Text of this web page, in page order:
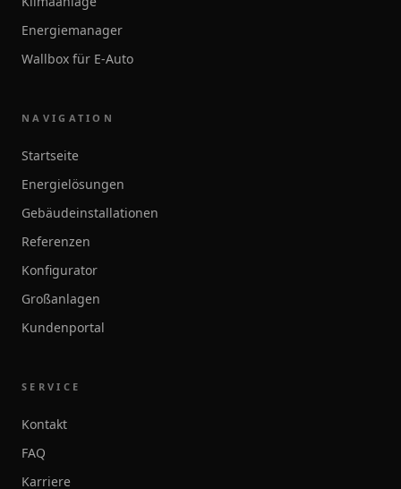
Energiemanager
Wallbox für E-Auto
NAVIGATION
Startseite
Energielösungen
Gebäudeinstallationen
Referenzen
Konfigurator
Großanlagen
Kundenportal
SERVICE
Kontakt
FAQ
Karriere